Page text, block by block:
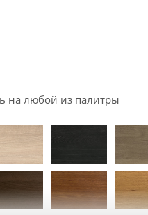
на любой из палитры